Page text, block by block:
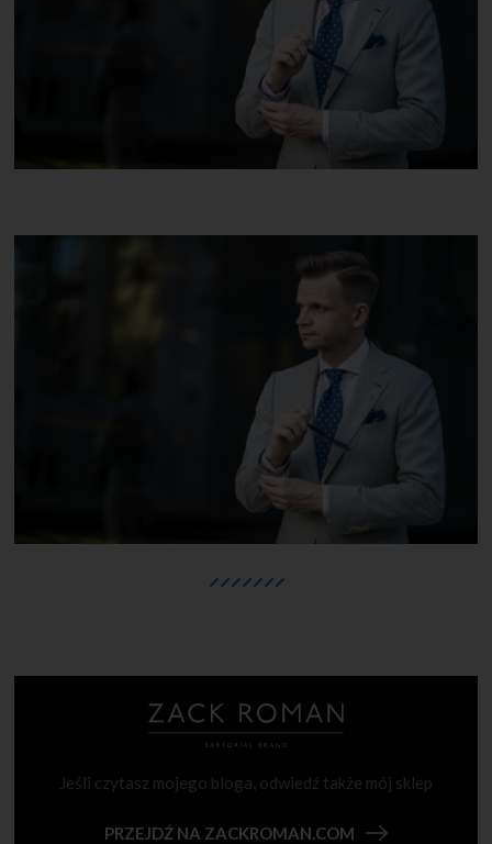
Jeśli czytasz mojego bloga, odwiedź także mój sklep
PRZEJDŹ NA ZACKROMAN.COM